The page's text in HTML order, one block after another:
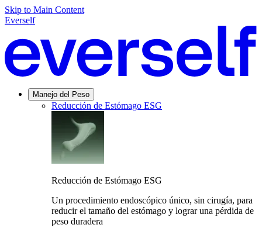
Skip to Main Content
Everself
Manejo del Peso
Reducción de Estómago ESG
Reducción de Estómago ESG
Un procedimiento endoscópico único, sin cirugía, para
reducir el tamaño del estómago y lograr una pérdida de
peso duradera